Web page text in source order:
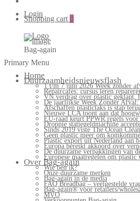
Login
Shopping cart 0
Bag-again
Primary Menu
Home
Duurzaamheidsnieuwsflash
1 t/m 7 juni 2026 Week zonder
Repaircafés: cursus leren
VN verdrag over plastic geklapt,
De jaarlijkse Week Zonder
Afschaffen plastictaks is stap
Nieuwe LCA toont aan dat
EU-raad keurt PPWR regels
Droppie statiegeldmachine
Sinds 2019 viste The Ocean
Geen plastic meer om
Plastic export uit Nederland aan
Europa bereikt akkoord over
De duurzame verpakkingen van
Europese maatregelen om
Over Bag-again
Wie ben ik?
Onze duurzame merken
Bag-again in de media
FAQ Breadbag – veelgestelde
Bag-again® voor retailers/
MVO